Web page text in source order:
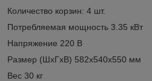
Количество корзин: 4 шт.
Потребляемая мощность 3.35 кВт
Напряжение 220 В
Размер (ШхГхВ) 582х540х550 мм
Вес 30 кг